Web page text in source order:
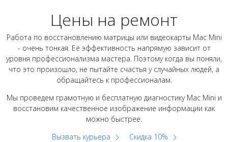
Цены на ремонт
Работа по восстановлению матрицы или видеокарты Mac Mini
- очень тонкая. Её эффективность напрямую зависит от
уровня профессионализма мастера. Поэтому когда вы поняли,
что это произошло, не пытайте счастья у случайных людей, а
обращайтесь к профессионалам.
Мы проведем грамотную и бесплатную диагностику Mac Mini и
восстановим качественное изображение информации как
можно быстрее.
Вызвать курьера
Скидка 10%